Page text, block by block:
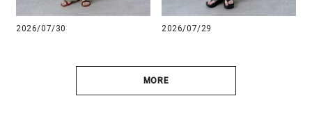
2026/07/30 2026/07/29
MORE